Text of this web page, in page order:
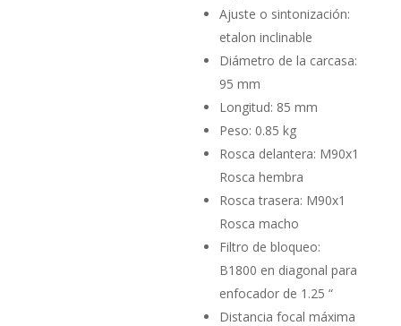
Ajuste o sintonización:
etalon inclinable
Diámetro de la carcasa:
95 mm
Longitud: 85 mm
Peso: 0.85 kg
Rosca delantera: M90x1
Rosca hembra
Rosca trasera: M90x1
Rosca macho
Filtro de bloqueo:
B1800 en diagonal para
enfocador de 1.25 “
Distancia focal máxima